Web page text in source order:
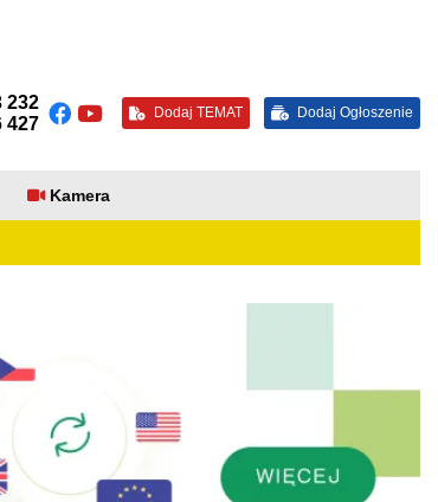
232
427
Dodaj TEMAT Dodaj Ogłoszenie
Kamera